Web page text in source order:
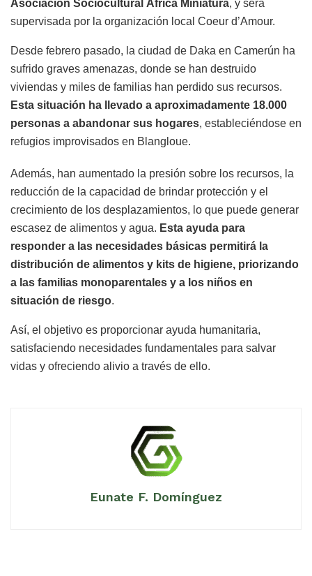
Asociación Sociocultural África Miniatura, y será
supervisada por la organización local Coeur d’Amour.
Desde febrero pasado, la ciudad de Daka en Camerún ha
sufrido graves amenazas, donde se han destruido
viviendas y miles de familias han perdido sus recursos.
Esta situación ha llevado a aproximadamente 18.000
personas a abandonar sus hogares, estableciéndose en
refugios improvisados en Blangloue.
Además, han aumentado la presión sobre los recursos, la
reducción de la capacidad de brindar protección y el
crecimiento de los desplazamientos, lo que puede generar
escasez de alimentos y agua. Esta ayuda para
responder a las necesidades básicas permitirá la
distribución de alimentos y kits de higiene, priorizando
a las familias monoparentales y a los niños en
situación de riesgo.
Así, el objetivo es proporcionar ayuda humanitaria,
satisfaciendo necesidades fundamentales para salvar
vidas y ofreciendo alivio a través de ello.
Eunate F. Domínguez